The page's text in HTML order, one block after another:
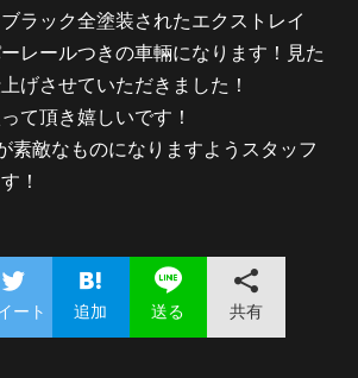
ラック全塗装されたエクストレイ
レールつきの車輛になります！見た
げさせていただきました！
て頂き嬉しいです！
素敵なものになりますようスタッフ
！
ート 追加 送る 共有